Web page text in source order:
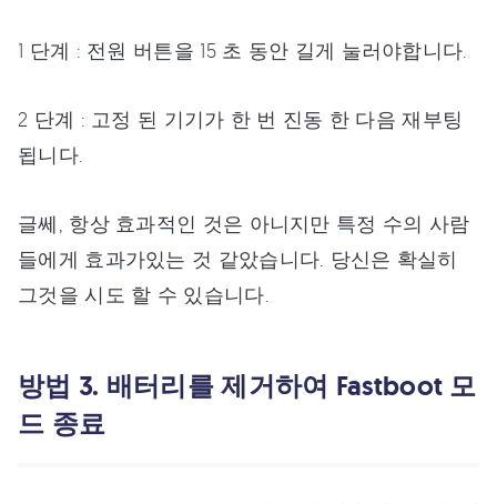
1 단계 : 전원 버튼을 15 초 동안 길게 눌러야합니다.
2 단계 : 고정 된 기기가 한 번 진동 한 다음 재부팅
됩니다.
글쎄, 항상 효과적인 것은 아니지만 특정 수의 사람
들에게 효과가있는 것 같았습니다. 당신은 확실히
그것을 시도 할 수 있습니다.
방법 3. 배터리를 제거하여 Fastboot 모
드 종료